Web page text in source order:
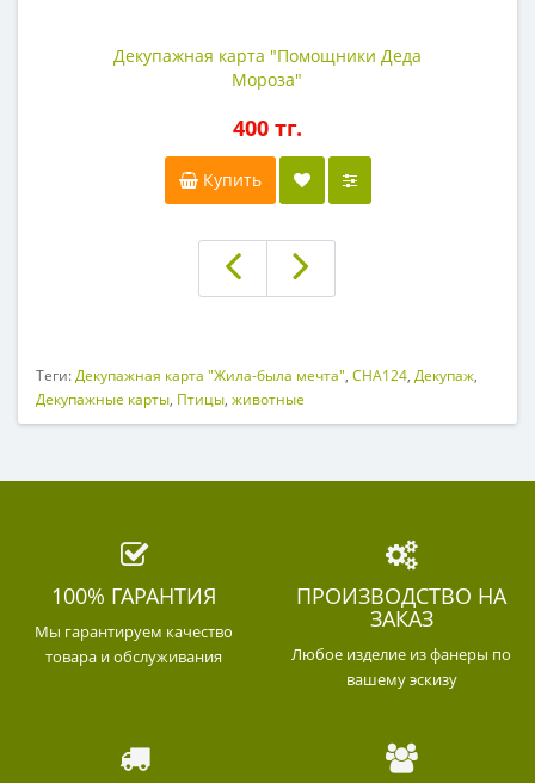
Декупажная карта "Помощники Деда
Мороза"
400 тг.
Купить
Теги:Декупажная карта "Жила-была мечта", CHA124, Декупаж,
Декупажные карты, Птицы, животные
100% ГАРАНТИЯ
Мы гарантируем качество
товара и обслуживания
ПРОИЗВОДСТВО НА
ЗАКАЗ
Любое изделие из фанеры по
вашему эскизу